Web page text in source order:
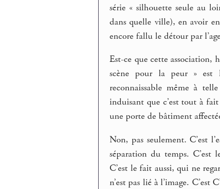
série « silhouette seule au
dans quelle ville), en avoir
encore fallu le détour par
Est-ce que cette association,
scène pour la peur » est
reconnaissable même à
induisant que c’est tout à
une porte de bâtiment
Non, pas seulement. C’est
séparation du temps. C’est
C’est le fait aussi, qui ne
n’est pas lié à l’image.